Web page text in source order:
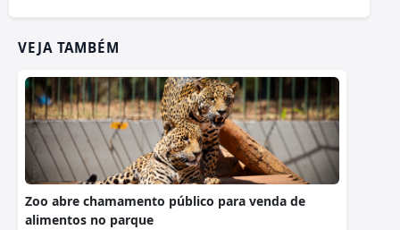
VEJA TAMBÉM
Zoo abre chamamento público para venda de
alimentos no parque